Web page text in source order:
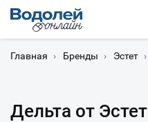
Главная › Бренды › Эстет ›
Дельта от Эстет